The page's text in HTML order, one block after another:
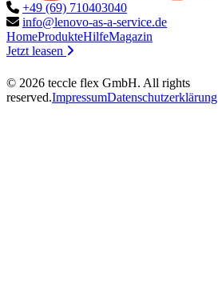
+49 (69) 710403040
info@lenovo-as-a-service.de
HomeProdukteHilfeMagazin
Jetzt leasen
© 2026 teccle flex GmbH. All rights
reserved.ImpressumDatenschutzerklärung